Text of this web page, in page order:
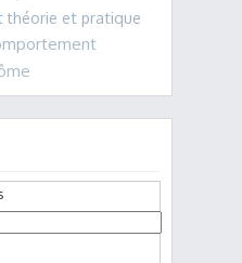
théorie et pratique